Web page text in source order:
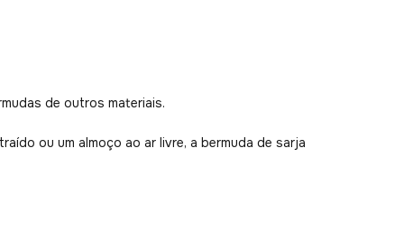
de outros materiais.
ou um almoço ao ar livre, a bermuda de sarja